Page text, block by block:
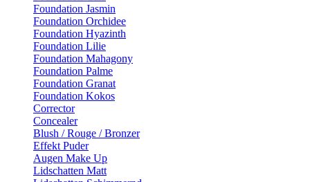
Foundation Jasmin
Foundation Orchidee
Foundation Hyazinth
Foundation Lilie
Foundation Mahagony
Foundation Palme
Foundation Granat
Foundation Kokos
Corrector
Concealer
Blush / Rouge / Bronzer
Effekt Puder
Augen Make Up
Lidschatten Matt